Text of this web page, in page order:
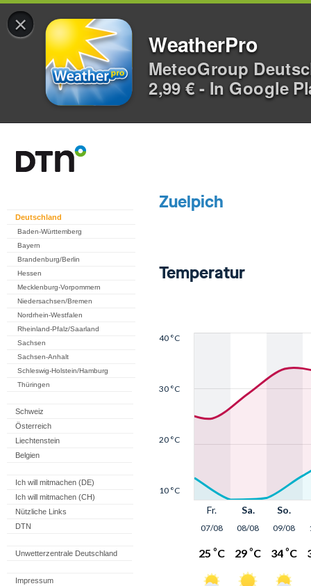
×
WeatherPro
MeteoGroup
2,99 € - In Google
Deutschland
Baden-Württemberg
Bayern
Brandenburg/Berlin
Hessen
Mecklenburg-Vorpommern
Niedersachsen/Bremen
Nordrhein-Westfalen
Rheinland-Pfalz/Saarland
Sachsen
Sachsen-Anhalt
Schleswig-Holstein/Hamburg
Thüringen
Schweiz
Österreich
Liechtenstein
Belgien
Ich will mitmachen (DE)
Ich will mitmachen (CH)
Nützliche Links
DTN
Unwetterzentrale Deutschland
Impressum